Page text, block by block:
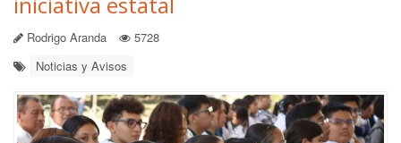
Rodrigo Aranda
5728
Noticias y Avisos